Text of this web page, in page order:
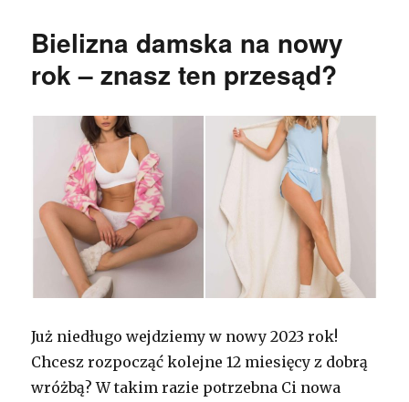
Bielizna damska na nowy
rok – znasz ten przesąd?
Już niedługo wejdziemy w nowy 2023 rok!
Chcesz rozpocząć kolejne 12 miesięcy z dobrą
wróżbą? W takim razie potrzebna Ci nowa